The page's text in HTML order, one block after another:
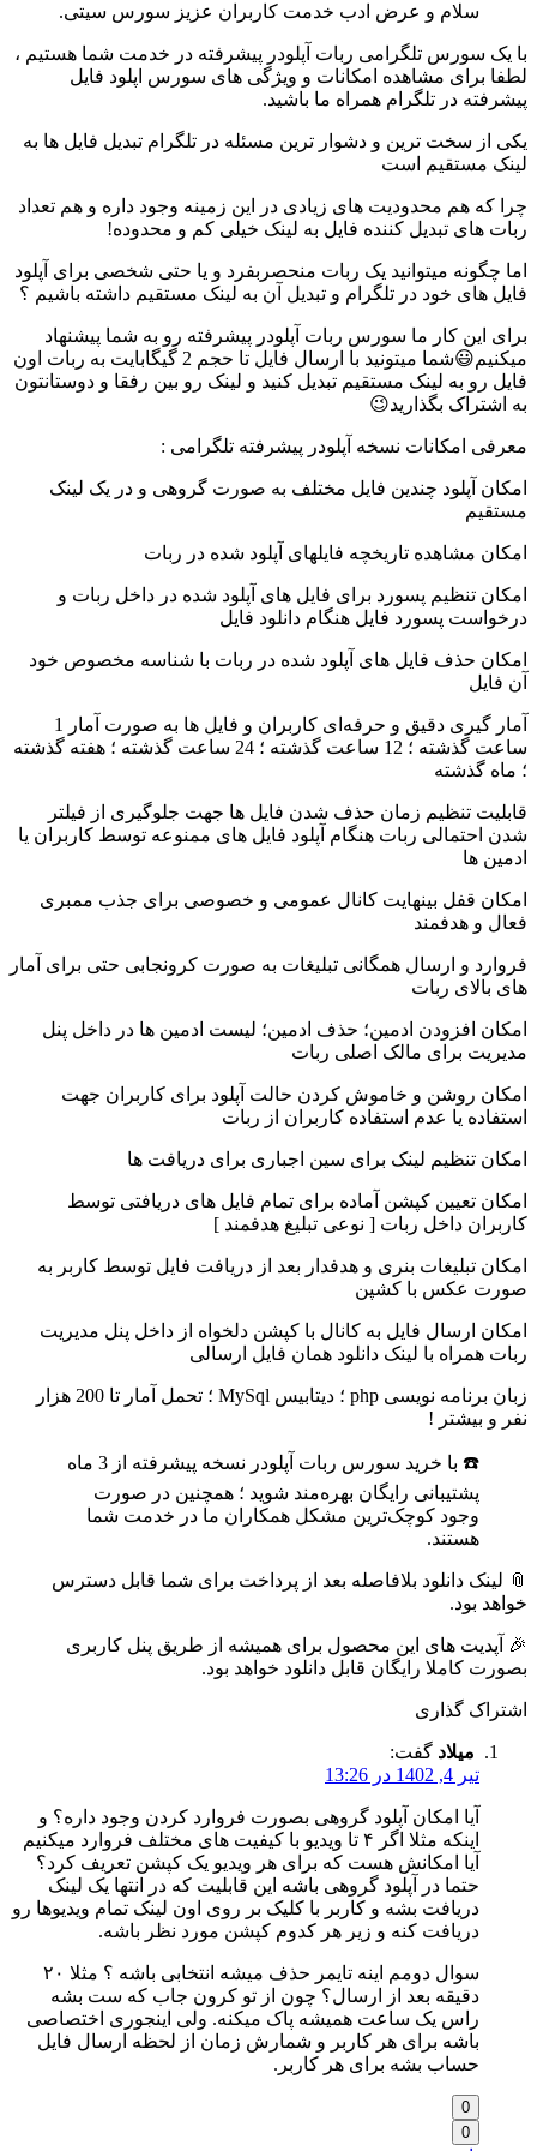
سلام و عرض ادب خدمت کاربران عزیز سورس سیتی.
با یک سورس تلگرامی ربات آپلودر پیشرفته در خدمت شما هستیم ،
لطفا برای مشاهده امکانات و ویژگی های سورس اپلود فایل
پیشرفته در تلگرام همراه ما باشید.
یکی از سخت ترین و دشوار ترین مسئله در تلگرام تبدیل فایل ها به
لینک مستقیم است
چرا که هم محدودیت های زیادی در این زمینه وجود داره و هم تعداد
ربات های تبدیل کننده فایل به لینک خیلی کم و محدوده!
اما چگونه میتوانید یک ربات منحصربفرد و یا حتی شخصی برای آپلود
فایل های خود در تلگرام و تبدیل آن به لینک مستقیم داشته باشیم ؟
برای این کار ما سورس ربات آپلودر پیشرفته رو به شما پیشنهاد
میکنیم😃شما میتونید با ارسال فایل تا حجم 2 گیگابایت به ربات اون
فایل رو به لینک مستقیم تبدیل کنید و لینک رو بین رفقا و دوستانتون
به اشتراک بگذارید😉
معرفی امکانات نسخه آپلودر پیشرفته تلگرامی :
امکان آپلود چندین فایل مختلف به صورت گروهی و در یک لینک
مستقیم
امکان مشاهده تاریخچه فایلهای آپلود شده در ربات
امکان تنظیم پسورد برای فایل های آپلود شده در داخل ربات و
درخواست پسورد فایل هنگام دانلود فایل
امکان حذف فایل های آپلود شده در ربات با شناسه مخصوص خود
آن فایل
آمار گیری دقیق و حرفه‌ای کاربران و فایل ها به صورت آمار 1
ساعت گذشته ؛ 12 ساعت گذشته ؛ 24 ساعت گذشته ؛ هفته گذشته
؛ ماه گذشته
قابلیت تنظیم زمان حذف شدن فایل ها جهت جلو‌گیری از فیلتر
شدن احتمالی ربات هنگام آپلود فایل های ممنوعه توسط کاربران یا
ادمین ها
امکان قفل بینهایت کانال عمومی و خصوصی برای جذب ممبری
فعال و هدفمند
فروارد و ارسال همگانی تبلیغات به صورت کرونجابی حتی برای آمار
های بالای ربات
امکان افزودن ادمین؛ حذف ادمین؛ لیست ادمین ها در داخل پنل
مدیریت برای مالک اصلی ربات
امکان روشن و خاموش کردن حالت آپلود برای کاربران جهت
استفاده یا عدم استفاده کاربران از ربات
امکان تنظیم لینک برای سین اجباری برای دریافت ها
امکان تعیین کپشن آماده برای تمام فایل های دریافتی توسط
کاربران داخل ربات [ نوعی تبلیغ هدفمند ]
امکان تبلیغات بنری و هدفدار بعد از دریافت فایل توسط کاربر به
صورت عکس با کشپن
امکان ارسال فایل به کانال با کپشن دلخواه از داخل پنل مدیریت
ربات همراه با لینک دانلود همان فایل ارسالی
زبان برنامه نویسی php ؛ دیتابیس MySql ؛ تحمل آمار تا 200 هزار
نفر و بیشتر !
☎️ با خرید سورس ربات آپلودر نسخه پیشرفته از 3 ماه
پشتیبانی رایگان بهره‌مند شوید ؛ همچنین در صورت
وجود کوچک‌ترین مشکل همکاران ما در خدمت شما
هستند.
📎 لینک دانلود بلافاصله بعد از پرداخت برای شما قابل دسترس
خواهد بود.
🎉 آپدیت های این محصول برای همیشه از طریق پنل کاربری
بصورت کاملا رایگان قابل دانلود خواهد بود.
اشتراک گذاری
میلاد گفت:
تیر 4, 1402 در 13:26
آیا امکان آپلود گروهی بصورت فروارد کردن وجود داره؟‌ و
اینکه مثلا اگر ۴ تا ویدیو با کیفیت های مختلف فروارد میکنیم
آیا امکانش هست که برای هر ویدیو یک کپشن تعریف کرد؟‌
حتما در آپلود گروهی باشه این قابلیت که در انتها یک لینک
دریافت بشه و کاربر با کلیک بر روی اون لینک تمام ویدیوها رو
دریافت کنه و زیر هر کدوم کپشن مورد نظر باشه.
سوال دومم اینه تایمر حذف میشه انتخابی باشه ؟‌ مثلا ۲۰
دقیقه بعد از ارسال؟ چون از تو کرون جاب که ست بشه
راس یک ساعت همیشه پاک میکنه. ولی اینجوری اختصاصی
باشه برای هر کاربر و شمارش زمان از لحظه ارسال فایل
حساب بشه برای هر کاربر.
0
0